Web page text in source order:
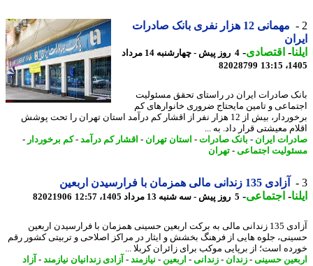
مهمانی 12 هزار نفری بانک صادرات
-اقتصادی-
4 روز پیش - چهارشنبه 14 مرداد
82028799
صادرات ایران در راستای تحقق مسئولیت
و تامین مایحتاج ضروری خانوارهای کم
برخوردار، بیش از 12 هزار نفر از اقشار کم درآمد استان تهران را تحت پوشش
معیشتی قرار داد. به ...
ایران - بانک صادرات- استان تهران- اقشار کم درآمد- کم برخوردار-
اجتماعی-تهران
آزادی 135 زندانی مالی همزمان با فرارسیدن اربعین
-اجتماعی-5 روز پیش - سه شنبه 13 مرداد 1405، 12:57 82021906
آزادی 135 زندانی مالی به برکت اربعین حسینی همزمان با فرارسیدن اربعین
جلوه هایی از فرهنگ بخشش و ایثار در مراکز اصلاحی و تربیتی کشور رقم
است؛ از برپایی موکب برای زائران کربلا ...
حسینی-زندان - زندانی- اربعین -نیازمند-آزادی زندانیان نیازمند-آزاد